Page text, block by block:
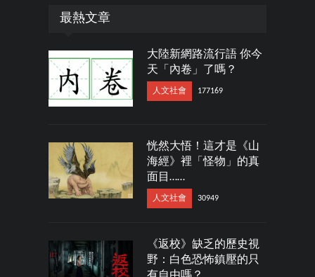
最熱文章
大陸新網路流行語 你今
天「內卷」了嗎？
人文社會 177169
恍然大悟！這才是《山
海經》裡「怪物」的真
面目……
人文社會 30949
《返校》缺乏的歷史視
野：白色恐怖鎮壓的只